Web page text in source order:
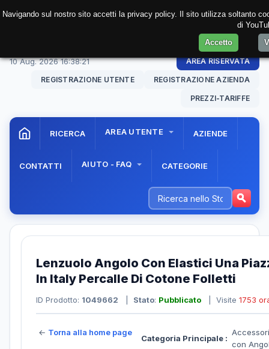
10 Aug. 202616:38:21 AREA RISERVATA
REGISTRAZIONE UTENTE REGISTRAZIONE AZIENDA
PREZZI-TARIFFE
RICERCA AREA UTENTE AZIENDE
CONTATTI AIUTO - FAQ CATEGORIE
Lenzuolo Angolo Con Elastici Una
In Italy Percalle Di Cotone Folletti
ID Prodotto: 1049662 Stato: Pubblicato | Visite 1753
← Torna alla home page
Categoria Principale :
con
Navigando sul nostro sito accetti la privacy policy. Il sito utilizza soltanto
di
Accetto